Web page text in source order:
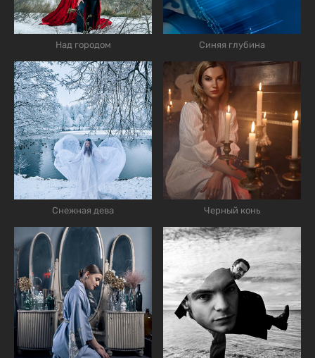
Над городом Синяя глубина
Снежная дева Черный конь